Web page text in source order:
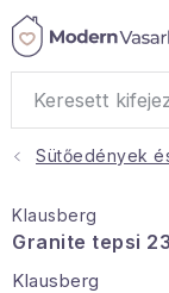
Ugrás
Ajándékok
Otthoni illatok
Sütőedények
Klausberg
Granite tepsi
Klausberg